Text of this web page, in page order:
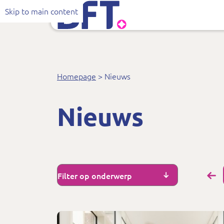
Skip to main contentBureau Financieel Toezicht
Homepage Nieuws
Nieuws